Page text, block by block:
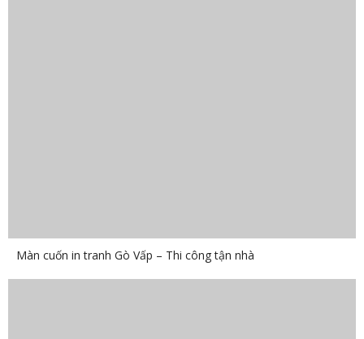
Màn cuốn in tranh Gò Vấp – Thi công tận nhà